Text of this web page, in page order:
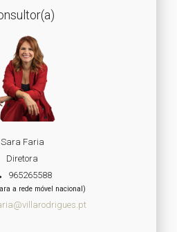
Sara Faria
Diretora
965265588
a rede móvel nacional)